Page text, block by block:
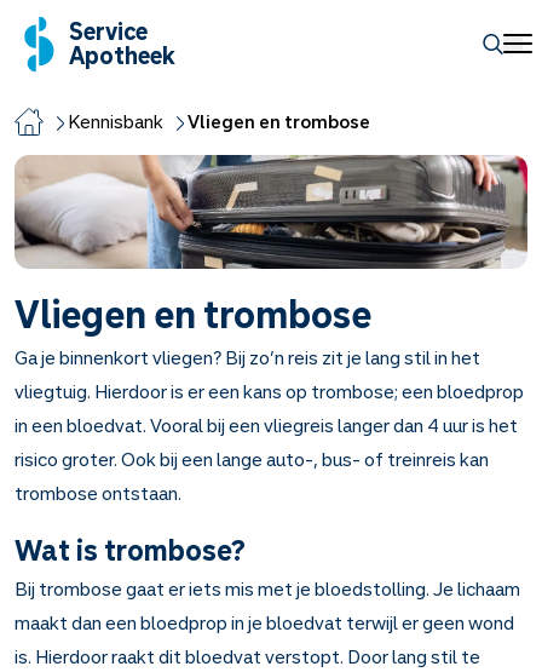
Service
Apotheek
Kennisbank Vliegen en trombose
Vliegen en trombose
Ga je binnenkort vliegen? Bij zo’n reis zit je lang stil in het
vliegtuig. Hierdoor is er een kans op trombose; een bloedprop
in een bloedvat. Vooral bij een vliegreis langer dan 4 uur is het
risico groter. Ook bij een lange auto-, bus- of treinreis kan
trombose ontstaan.
Wat is trombose?
Bij trombose gaat er iets mis met je bloedstolling. Je lichaam
maakt dan een bloedprop in je bloedvat terwijl er geen wond
is. Hierdoor raakt dit bloedvat verstopt. Door lang stil te